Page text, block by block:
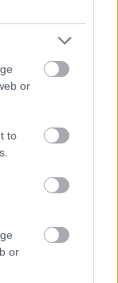
or
to
or
των Αγίων
βαθιά
εύκολη, με
είναι σε
προς
Στη
και μετά